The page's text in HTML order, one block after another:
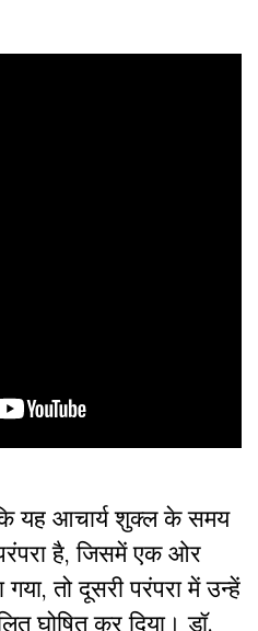
यह आचार्य शुक्ल के समय
है, जिसमें एक ओर
तो दूसरी परंपरा में उन्हें
घोषित कर दिया। डॉ.